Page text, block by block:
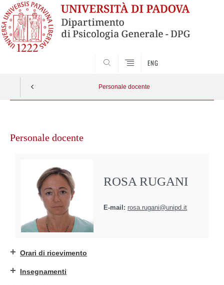
ENG
Personale docente
contenuto
Personale docente
ROSA RUGANI
E-mail: rosa.rugani@unipd.it
Orari di ricevimento
Insegnamenti